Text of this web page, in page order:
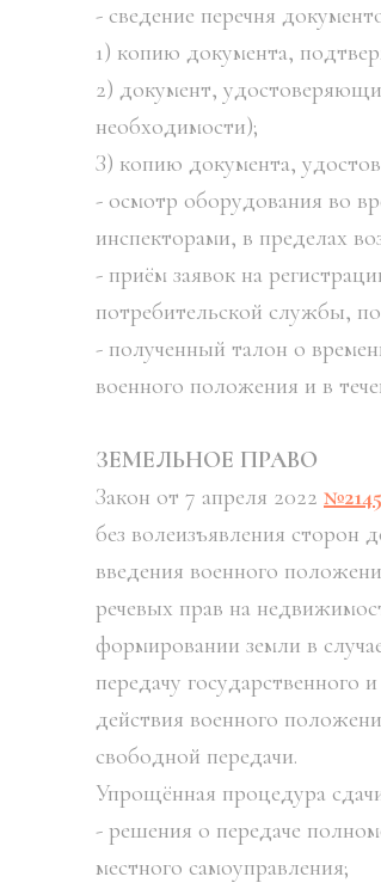
- сведение перечня
1) копию документа,
2) документ,
необходимости);
З) копию документа,
- осмотр оборудования во
инспекторами, в пределах
- приём заявок на
потребительской службы,
- полученный талон о
военного положения и в
ЗЕМЕЛЬНОЕ ПРАВО
Закон от 7 апреля 2022
без волеизъявления сторон
введения военного
речевых прав на
формировании земли в
передачу
действия военного
свободной передачи.
Упрощённая процедура
- решения о передаче
местного самоуправления;